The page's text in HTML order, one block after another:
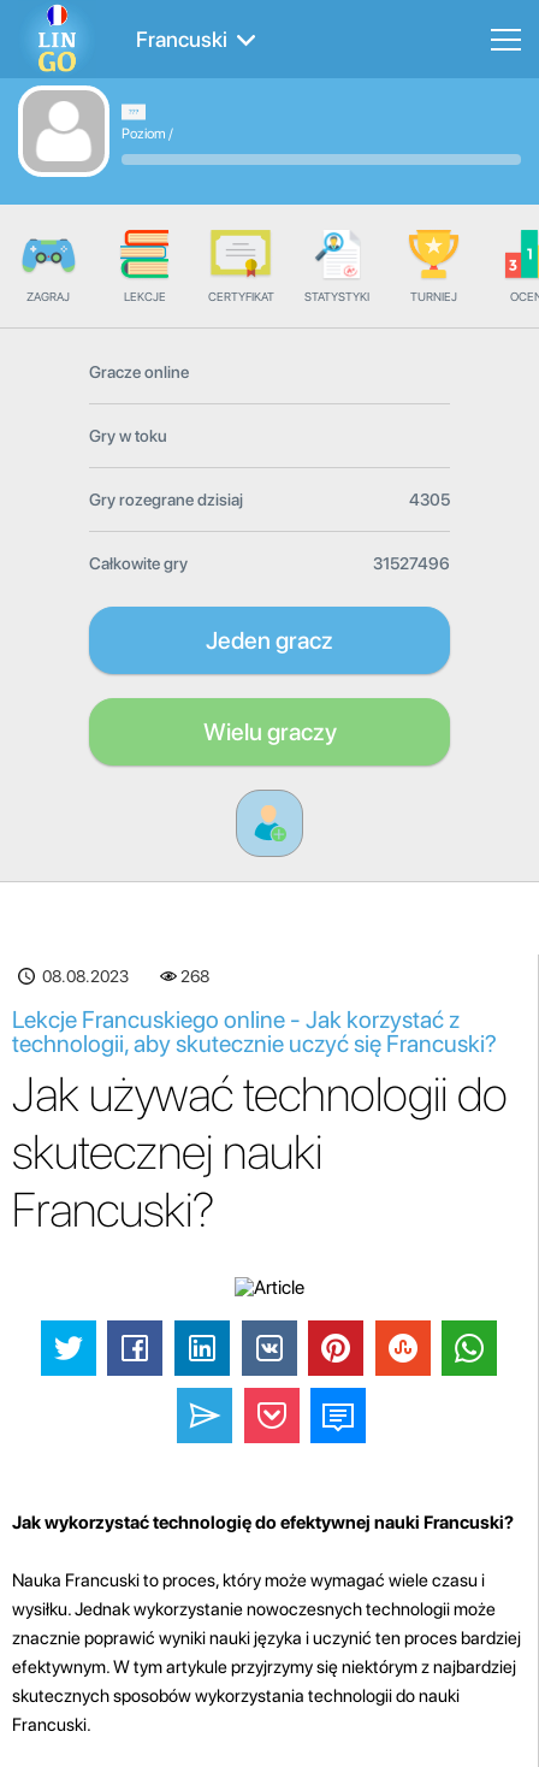
Francuski
Poziom /
ZAGRAJ LEKCJE CERTYFIKAT STATYSTYKI TURNIEJ
Gracze online
Gry w toku
Gry rozegrane dzisiaj 4305
Całkowite gry 31527496
Jeden gracz
Wielu graczy
08.08.2023 268
Lekcje Francuskiego online - Jak korzystać z
technologii, aby skutecznie uczyć się Francuski?
Jak używać technologii do
skutecznej nauki
Francuski?
Jak wykorzystać technologię do efektywnej nauki Francuski?
Nauka Francuski to proces, który może wymagać wiele czasu i
wysiłku. Jednak wykorzystanie nowoczesnych technologii może
znacznie poprawić wyniki nauki języka i uczynić ten proces bardziej
efektywnym. W tym artykule przyjrzymy się niektórym z najbardziej
skutecznych sposobów wykorzystania technologii do nauki
Francuski.